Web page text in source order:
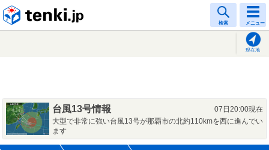
検索 メニュー
現在地
台風13号情報
07日20:00現在
大型で非常に強い台風13号が那覇市の北約110kmを西に進んでい
ます